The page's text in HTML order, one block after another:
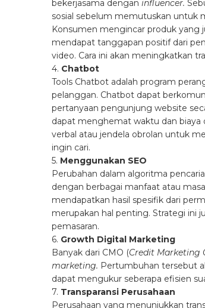
bekerjasama dengan influencer.
sosial sebelum memutuskan untuk
Konsumen mengincar produk yang
mendapat tanggapan positif dari
video. Cara ini akan meningkatkan
4. Chatbot
Tools Chatbot adalah program
pelanggan. Chatbot dapat
pertanyaan pengunjung website
dapat menghemat waktu dan biaya
verbal atau jendela obrolan untuk
ingin cari.
5. Menggunakan SEO
Perubahan dalam algoritma
dengan berbagai manfaat atau
mendapatkan hasil spesifik dari
merupakan hal penting. Strategi ini
pemasaran.
6. Growth Digital Marketing
Banyak dari CMO (Credit Marketing
marketing. Pertumbuhan tersebut
dapat mengukur seberapa efisien
7. Transparansi Perusahaan
Perusahaan yang menunjukkan